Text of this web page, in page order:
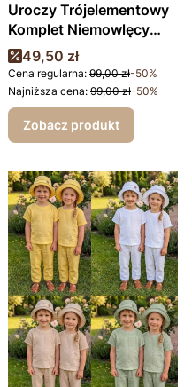
Uroczy Trójelementowy
Komplet Niemowlęcy
Misie Beż
Cena promocyjna
49,50 zł
Cena regularna: 99,00 zł-50%
Najniższa cena: 99,00 zł-50%
Zobacz produkt